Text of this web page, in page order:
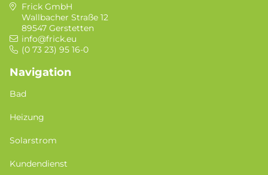
Frick GmbH
Wallbacher Straße 12
89547 Gerstetten
info@frick.eu
(0 73 23) 95 16-0
Navigation
Bad
Heizung
Solarstrom
Kundendienst